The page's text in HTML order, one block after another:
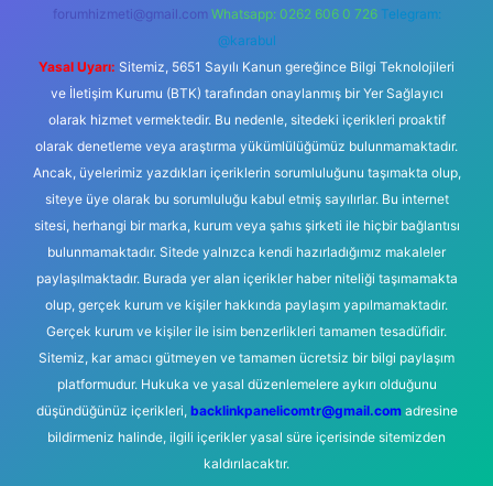
forumhizmeti@gmail.com Whatsapp: 0262 606 0 726 Telegram:
@karabul
Yasal Uyarı: Sitemiz, 5651 Sayılı Kanun gereğince Bilgi Teknolojileri
ve İletişim Kurumu (BTK) tarafından onaylanmış bir Yer Sağlayıcı
olarak hizmet vermektedir. Bu nedenle, sitedeki içerikleri proaktif
olarak denetleme veya araştırma yükümlülüğümüz bulunmamaktadır.
Ancak, üyelerimiz yazdıkları içeriklerin sorumluluğunu taşımakta olup,
siteye üye olarak bu sorumluluğu kabul etmiş sayılırlar. Bu internet
sitesi, herhangi bir marka, kurum veya şahıs şirketi ile hiçbir bağlantısı
bulunmamaktadır. Sitede yalnızca kendi hazırladığımız makaleler
paylaşılmaktadır. Burada yer alan içerikler haber niteliği taşımamakta
olup, gerçek kurum ve kişiler hakkında paylaşım yapılmamaktadır.
Gerçek kurum ve kişiler ile isim benzerlikleri tamamen tesadüfidir.
Sitemiz, kar amacı gütmeyen ve tamamen ücretsiz bir bilgi paylaşım
platformudur. Hukuka ve yasal düzenlemelere aykırı olduğunu
düşündüğünüz içerikleri, backlinkpanelicomtr@gmail.comadresine
bildirmeniz halinde, ilgili içerikler yasal süre içerisinde sitemizden
kaldırılacaktır.